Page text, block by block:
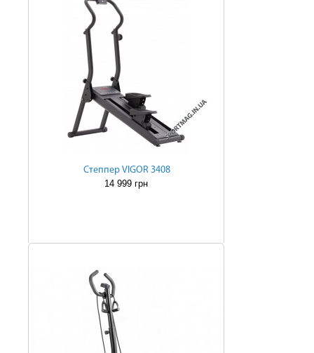
Степпер VIGOR 3408
14 999 грн